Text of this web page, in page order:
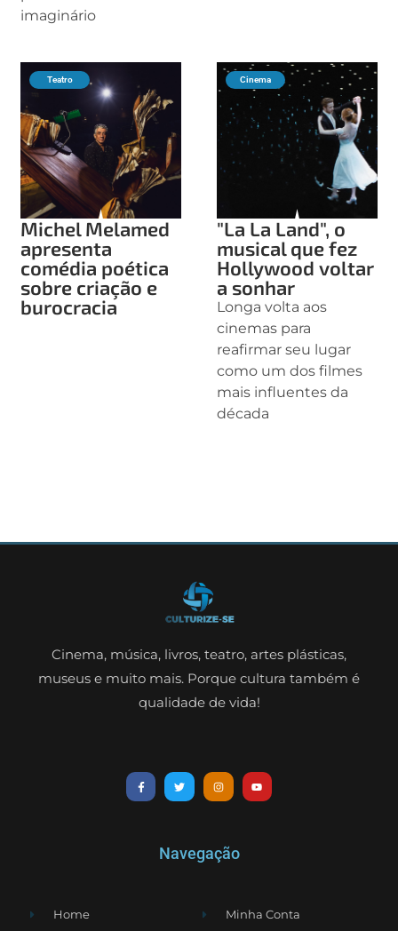
imaginário
Teatro
Michel Melamed
apresenta
comédia poética
sobre criação e
burocracia
Cinema
"La La Land", o
musical que fez
Hollywood voltar
a sonhar
Longa volta aos
cinemas para
reafirmar seu lugar
como um dos filmes
mais influentes da
década
Cinema, música, livros, teatro, artes plásticas,
museus e muito mais. Porque cultura também é
qualidade de vida!
Navegação
Home Minha Conta